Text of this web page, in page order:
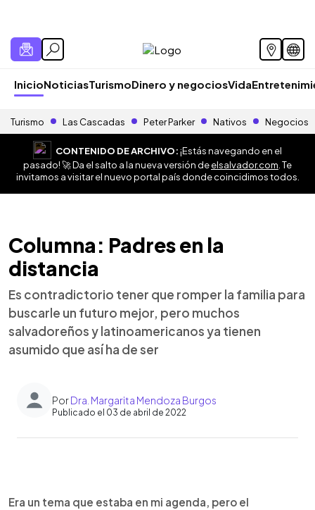
InicioNoticiasTurismoDinero y negociosVida
Turismo Las Cascadas Peter Parker Nativos Negocios
CONTENIDO DE ARCHIVO:¡Estás navegando en el
pasado! 🚀 Da el salto a la nueva versión deelsalvador.com . Te
invitamos a visitar el nuevo portal país donde coincidimos todos.
Columna: Padres en la
distancia
Es contradictorio tener que romper la familia para
buscarle un futuro mejor, pero muchos
salvadoreños y latinoamericanos ya tienen
asumido que así ha de ser
PorDra. Margarita Mendoza Burgos
Publicado el 03 de abril de 2022
► Escuchar artículo
Era un tema que estaba en mi agenda, pero el